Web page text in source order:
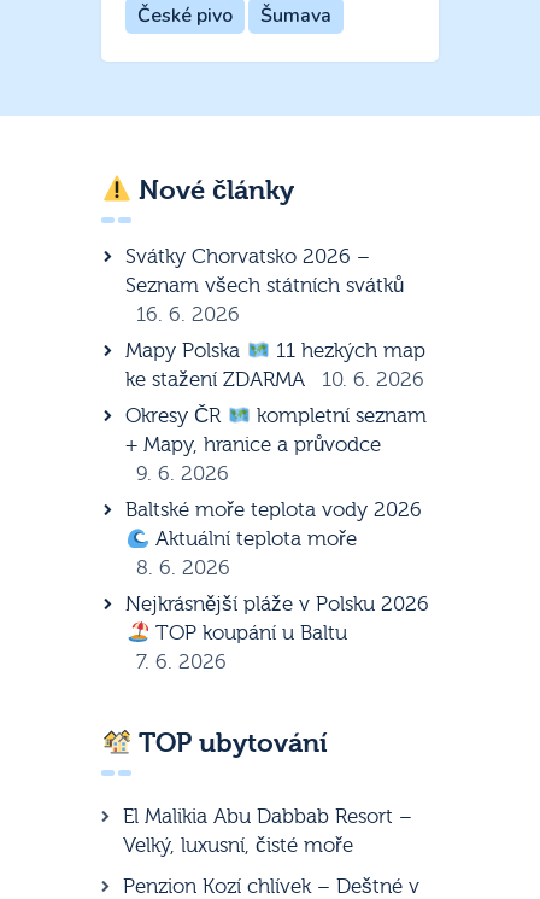
České pivo
Šumava
Nové články
Svátky Chorvatsko 2026 –
Seznam všech státních svátků
16. 6. 2026
Mapy Polska
11 hezkých map
ke stažení ZDARMA
10. 6. 2026
Okresy ČR
kompletní seznam
+ Mapy, hranice a průvodce
9. 6. 2026
Baltské moře teplota vody 2026
Aktuální teplota moře
8. 6. 2026
Nejkrásnější pláže v Polsku 2026
TOP koupání u Baltu
7. 6. 2026
TOP ubytování
El Malikia Abu Dabbab Resort –
Velký, luxusní, čisté moře
Penzion Kozí chlívek – Deštné v